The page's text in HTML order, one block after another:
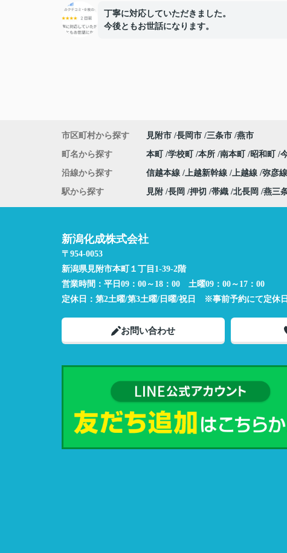
丁寧に対応していただきました。
今後ともお世話になります。
市区町村から探す 見附市 長岡市 三条市 燕市
町名から探す 本町 学校町 本所 南本町 昭和町
沿線から探す 信越本線 上越新幹線 上越線 弥彦線
駅から探す 見附 長岡 押切 帯織 北長岡 燕三
新潟化成株式会社
〒954-0053
新潟県見附市本町１丁目1-39-2階
営業時間： 平日09：00～18：00 土曜09：00～17：00
定休日： 第2土曜/第3土曜/日曜/祝日 ※事前予約にて定休
お問い合わせ